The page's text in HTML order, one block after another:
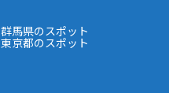
群馬県のスポット
東京都のスポット